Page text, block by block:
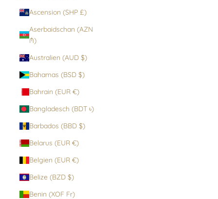
Ascension (SHP £)
Aserbaidschan (AZN
₼)
Australien (AUD $)
Bahamas (BSD $)
Bahrain (EUR €)
Bangladesch (BDT ৳)
Barbados (BBD $)
Belarus (EUR €)
Belgien (EUR €)
Belize (BZD $)
Benin (XOF Fr)